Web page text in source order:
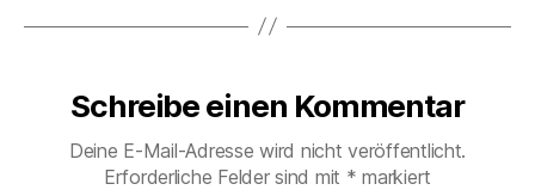
Schreibe einen Kommentar
Deine E-Mail-Adresse wird nicht veröffentlicht.
Erforderliche Felder sind mit * markiert